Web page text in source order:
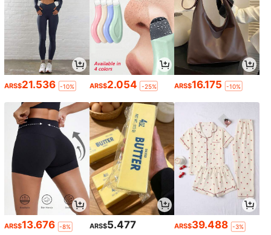
ARS$21.536 -10% ARS$2.054 -25% ARS$16.175 -10%
ARS$13.676 -8% ARS$5.477 ARS$39.488 -3%